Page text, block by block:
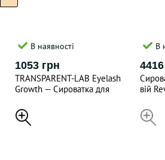
В наявності
1053 грн
TRANSPARENT-LAB Eyelash
Growth — Сироватка для
брів, 8 мл
В
вій